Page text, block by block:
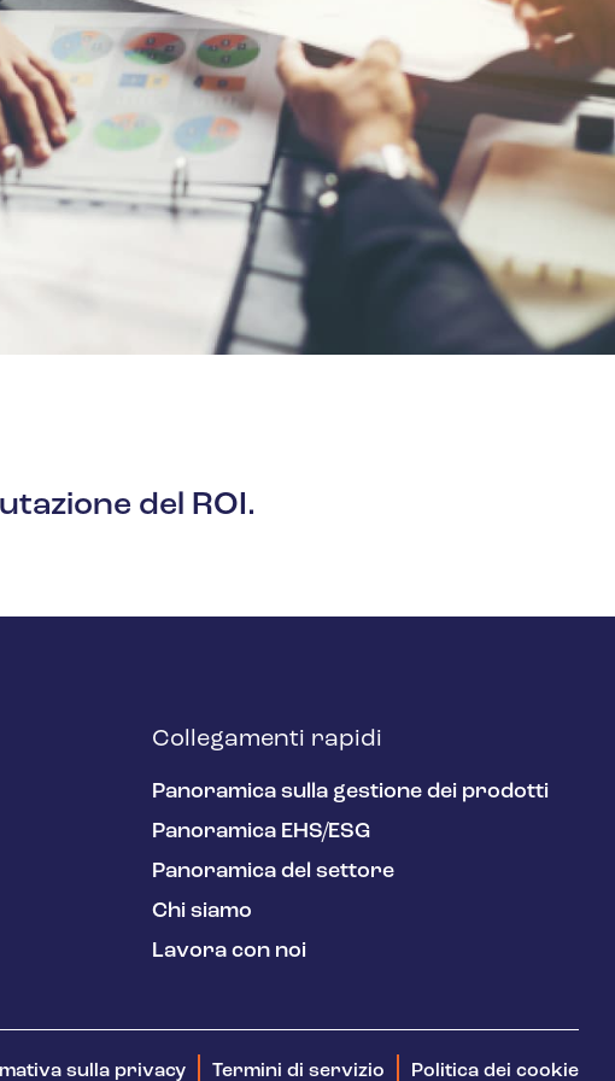
del ROI.
Collegamenti rapidi
Panoramica sulla gestione dei prodotti
Panoramica EHS/ESG
Panoramica del settore
Chi siamo
Lavora con noi
sulla privacy Termini di servizio Politica dei cookie